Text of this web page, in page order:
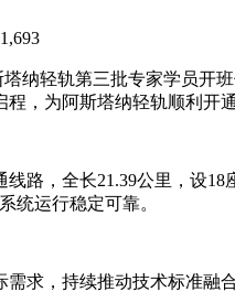
纳轻轨第三批专家学员开
，为阿斯塔纳轻轨顺利开
路，全长21.39公里，设
统运行稳定可靠。
求，持续推动技术标准融